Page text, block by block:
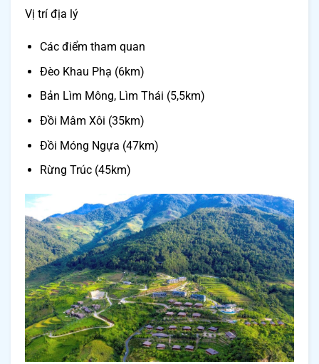
Vị trí địa lý
Các điểm tham quan
Đèo Khau Phạ (6km)
Bản Lìm Mông, Lìm Thái (5,5km)
Đồi Mâm Xôi (35km)
Đồi Móng Ngựa (47km)
Rừng Trúc (45km)